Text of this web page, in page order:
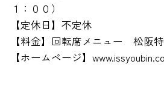
１：００）
【定休日】不定休
【料金】回転席メニュー 松阪
【ホームページ】